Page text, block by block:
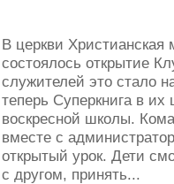
В церкви Христианская
состоялось открытие
служителей это стало
теперь Суперкнига в
воскресной школы.
вместе с
открытый урок. Дети
с другом, принять...